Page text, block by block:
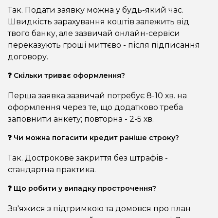
Так. Подати заявку можна у будь-який час.
Швидкість зарахування коштів залежить від
твого банку, але зазвичай онлайн-сервіси
переказують гроші миттєво - після підписання
договору.
❓ Скільки триває оформлення?
Перша заявка зазвичай потребує 8-10 хв. на
оформлення через те, що додатково треба
заповнити анкету; повторна - 2-5 хв.
❓ Чи можна погасити кредит раніше строку?
Так. Дострокове закриття без штрафів -
стандартна практика.
❓ Що робити у випадку прострочення?
Зв'яжися з підтримкою та домовся про план